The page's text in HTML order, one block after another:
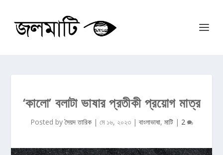
‘কালো’ বলাটা ভাষার প্রতীকী প্রয়োগ মাত্র
Posted byসৈয়দ তারিক| মে ১৬, ২০২৩| বাংলাভাষা, মাটি| 2